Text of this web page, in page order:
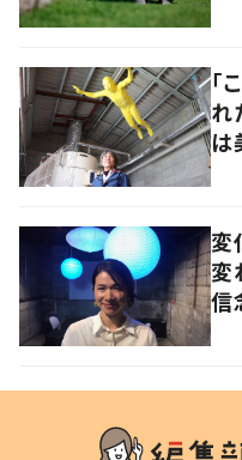
「
れ
は
変
変
信